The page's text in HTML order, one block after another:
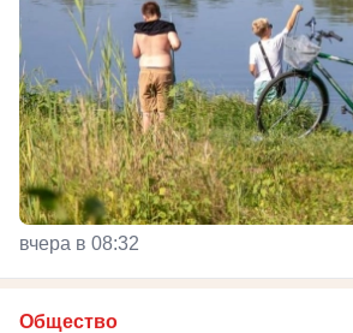
вчера в 08:32
Общество